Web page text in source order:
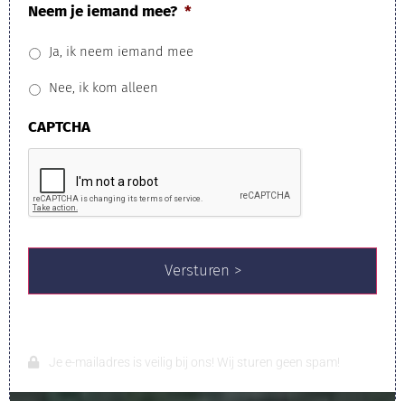
Neem je iemand mee? *
Ja, ik neem iemand mee
Nee, ik kom alleen
CAPTCHA
Je e-mailadres is veilig bij ons! Wij sturen geen spam!